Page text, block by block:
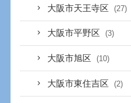
大阪市天王寺区 (27)
大阪市平野区 (3)
大阪市旭区 (10)
大阪市東住吉区 (2)